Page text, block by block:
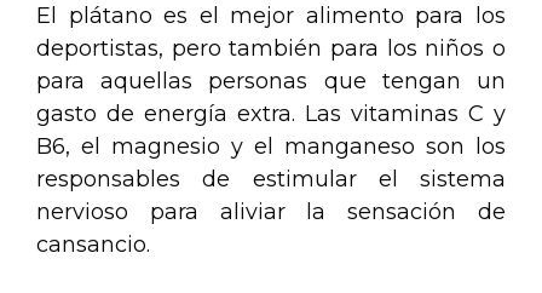
El plátano es el mejor alimento para los
deportistas, pero también para los niños o
para aquellas personas que tengan un
gasto de energía extra. Las vitaminas C y
B6, el magnesio y el manganeso son los
responsables de estimular el sistema
nervioso para aliviar la sensación de
cansancio.